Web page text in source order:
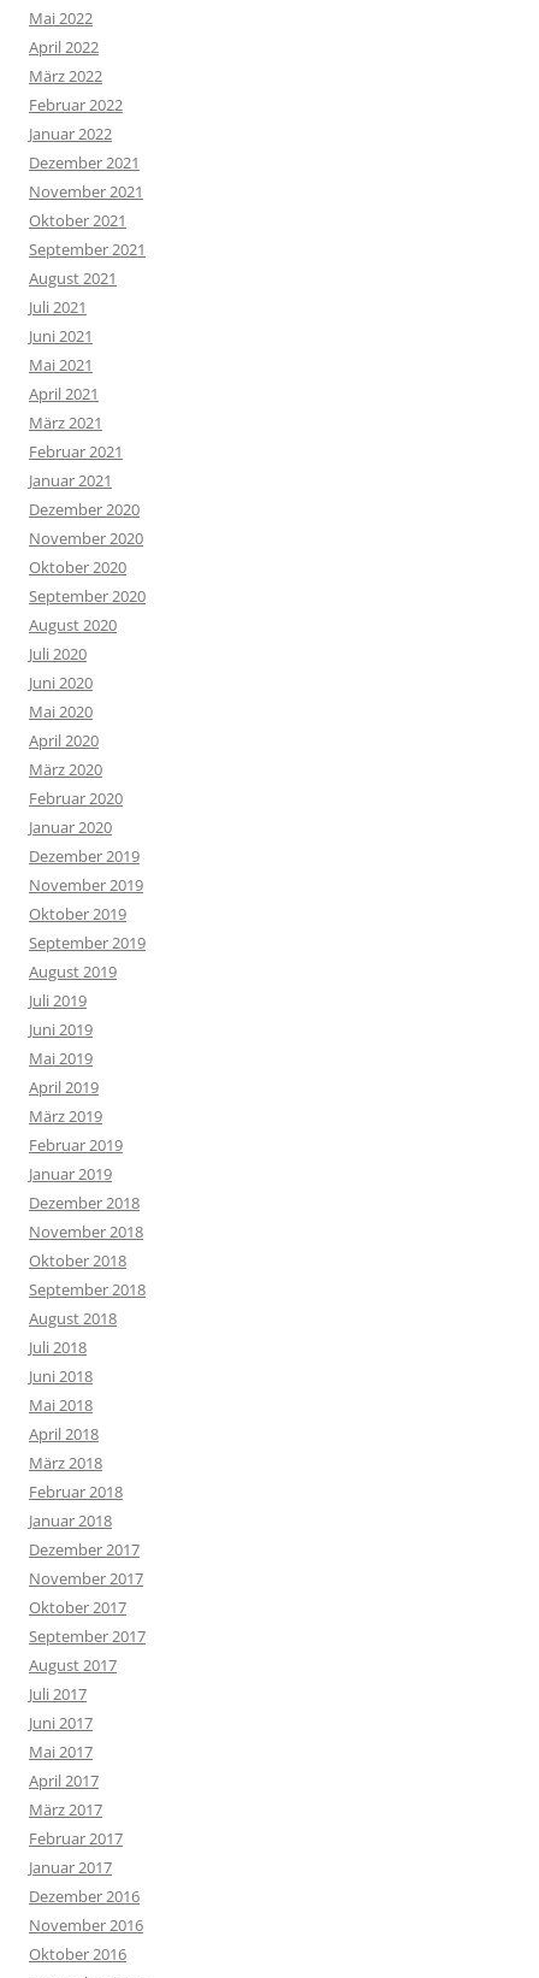
Mai 2022
April 2022
März 2022
Februar 2022
Januar 2022
Dezember 2021
November 2021
Oktober 2021
September 2021
August 2021
Juli 2021
Juni 2021
Mai 2021
April 2021
März 2021
Februar 2021
Januar 2021
Dezember 2020
November 2020
Oktober 2020
September 2020
August 2020
Juli 2020
Juni 2020
Mai 2020
April 2020
März 2020
Februar 2020
Januar 2020
Dezember 2019
November 2019
Oktober 2019
September 2019
August 2019
Juli 2019
Juni 2019
Mai 2019
April 2019
März 2019
Februar 2019
Januar 2019
Dezember 2018
November 2018
Oktober 2018
September 2018
August 2018
Juli 2018
Juni 2018
Mai 2018
April 2018
März 2018
Februar 2018
Januar 2018
Dezember 2017
November 2017
Oktober 2017
September 2017
August 2017
Juli 2017
Juni 2017
Mai 2017
April 2017
März 2017
Februar 2017
Januar 2017
Dezember 2016
November 2016
Oktober 2016